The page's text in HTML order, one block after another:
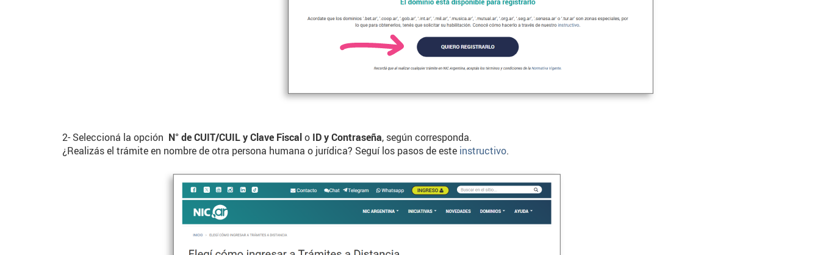
2- Seleccioná la opción N° de CUIT/CUIL y Clave Fiscalo ID y Contraseña, según corresponda.
¿Realizás el trámite en nombre de otra persona humana o jurídica? Seguí los pasos de este instructivo.